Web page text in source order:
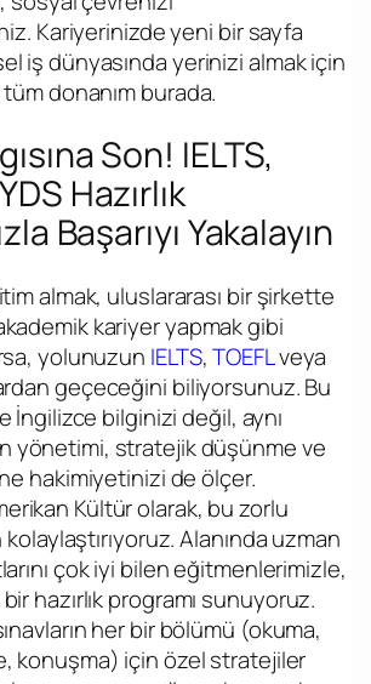
Kariyerinizde yeni bir sayfa
iş dünyasında yerinizi almak için
donanım burada.
Son! IELTS,
Hazırlık
Başarıyı Yakalayın
almak, uluslararası bir şirkette
kariyer yapmak gibi
yolunuzun IELTS,TOEFLveya
geçeceğini biliyorsunuz. Bu
İngilizce bilginizi değil, aynı
yönetimi, stratejik düşünme ve
hakimiyetinizi de ölçer.
Kültür olarak, bu zorlu
Alanında uzman
çok iyi bilen eğitmenlerimizle,
hazırlık programı sunuyoruz.
her bir bölümü (okuma,
konuşma) için özel stratejiler